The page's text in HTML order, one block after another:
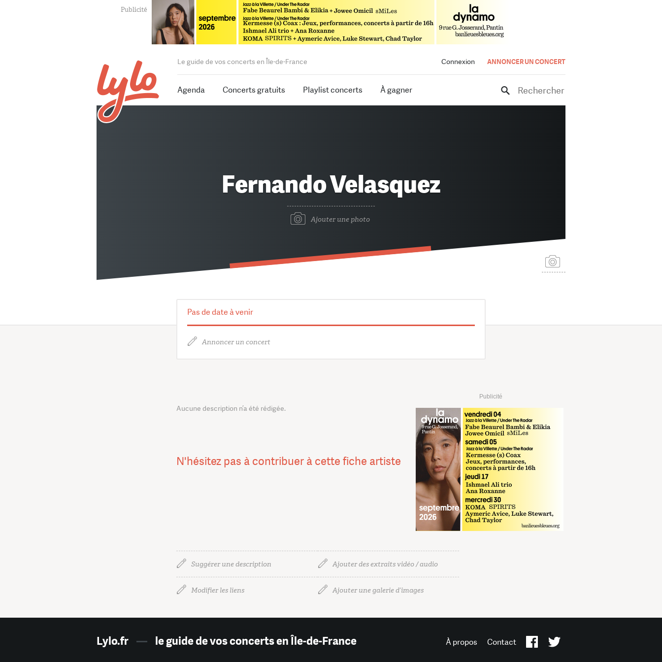
Connexion ANNONCER UN CONCERT
Le guide de vos concerts en Île-de-France
Agenda Concerts gratuits Playlist concerts À gagner Rechercher
Fernando Velasquez
Ajouter une photo
Pas de date à venir
Annoncer un concert
Publicité
Aucune description n’a été rédigée.
N'hésitez pas à contribuer à cette fiche artiste
Suggérer une description Ajouter des extraits vidéo / audio
Modifier les liens Ajouter une galerie d’images
Lylo.fr — le guide de vos concerts en Île-de-France À propos Contact